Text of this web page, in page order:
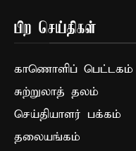
பிற செய்திகள்
காணொளிப் பெட்டகம்
சுற்றுலாத் தலம்
செய்தியாளர் பக்கம்
தலையங்கம்